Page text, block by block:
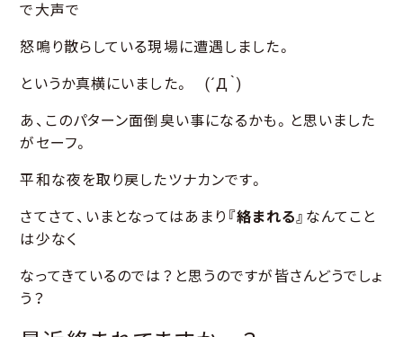
で大声で
怒鳴り散らしている現場に遭遇しました。
というか真横にいました。 (´Д｀)
あ、このパターン面倒臭い事になるかも。と思いました
がセーフ。
平和な夜を取り戻したツナカンです。
さてさて、いまとなってはあまり 『絡まれる』 なんてこと
は少なく
なってきているのでは？と思うのですが皆さんどうでしょ
う？